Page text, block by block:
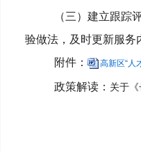
（三）建立跟踪
验做法，及时更新服务
附件：
高新区“人
政策解读： 关于